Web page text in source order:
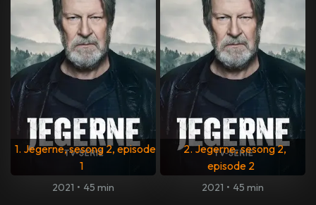
1. Jegerne, sesong 2, episode
1
2021 • 45 min
2. Jegerne, sesong 2,
episode 2
2021 • 45 min